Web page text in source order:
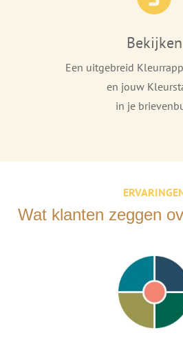
Bekijken
Een uitgebreid
en jouw
in je
Wat klanten zeggen